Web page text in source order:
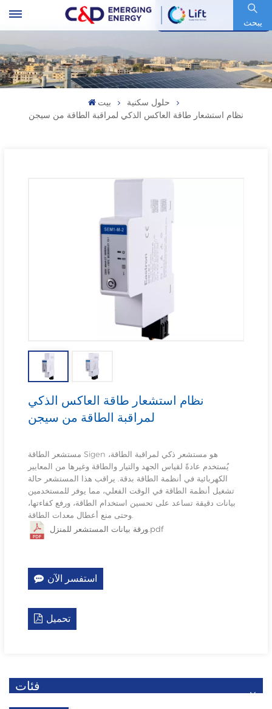
يبحث
رمز السهم : 600153.SH
بيت
حلول سكنية
نظام استشعار طاقة العاكس الذكي لمراقبة الطاقة من سيجن
نظام استشعار طاقة العاكس الذكي
لمراقبة الطاقة من سيجن
مستشعر الطاقة Sigen هو مستشعر ذكي لمراقبة الطاقة،
يُستخدم عادةً لقياس الجهد والتيار والطاقة وغيرها من المعايير
الكهربائية في أنظمة الطاقة بدقة. يراقب هذا المستشعر حالة
تشغيل أنظمة الطاقة في الوقت الفعلي، مما يوفر للمستخدمين
بيانات دقيقة تساعد على تحسين استخدام الطاقة، ورفع كفاءتها،
وحتى منع أعطال معدات الطاقة.
ورقة بيانات المستشعر للمنزل.pdf
استفسر الآن
تحميل
فئات